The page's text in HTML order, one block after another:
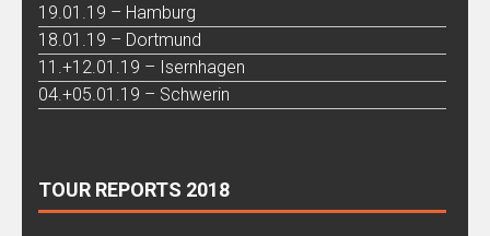
19.01.19 – Hamburg
18.01.19 – Dortmund
11.+12.01.19 – Isernhagen
04.+05.01.19 – Schwerin
TOUR REPORTS 2018